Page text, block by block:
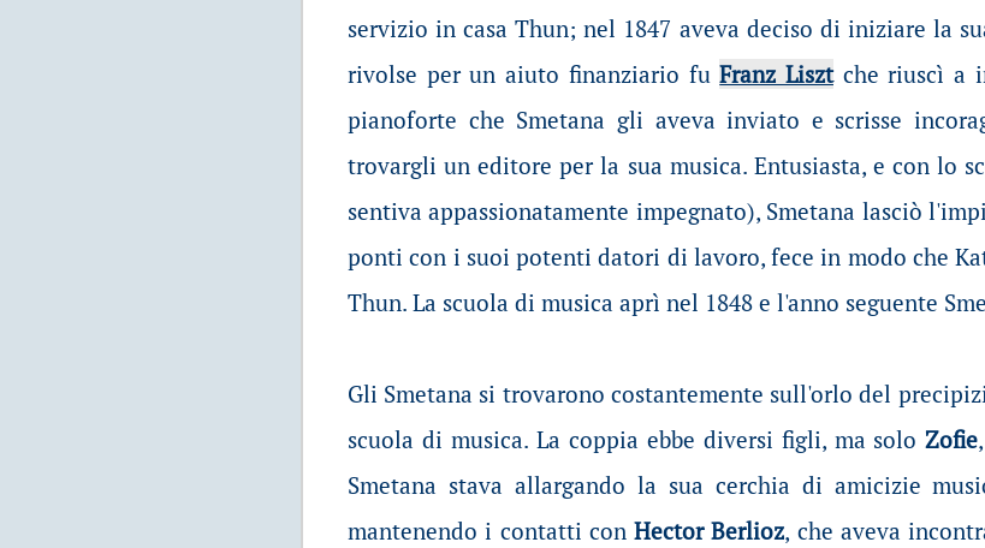
servizio in casa Thun; nel 1847 aveva deciso di iniziare la
rivolse per un aiuto finanziario fuFranz Lisztche riuscì a
pianoforte che Smetana gli aveva inviato e scrisse
trovargli un editore per la sua musica. Entusiasta, e con lo
sentiva appassionatamente impegnato), Smetana lasciò
ponti con i suoi potenti datori di lavoro, fece in modo che
Thun. La scuola di musica aprì nel 1848 e l'anno seguente
Gli Smetana si trovarono costantemente sull'orlo del
scuola di musica. La coppia ebbe diversi figli, ma soloZofie
Smetana stava allargando la sua cerchia di amicizie
mantenendo i contatti con Hector Berlioz, che aveva